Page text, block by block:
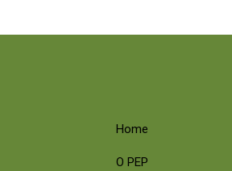
Home
O PEP